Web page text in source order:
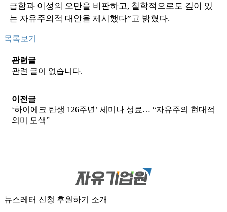
급함과 이성의 오만을 비판하고, 철학적으로도 깊이 있
는 자유주의적 대안을 제시했다”고 밝혔다.
목록보기
관련글
관련 글이 없습니다.
이전글
‘하이에크 탄생 126주년’ 세미나 성료… “자유주의 현대적
의미 모색”
뉴스레터 신청 후원하기
소개